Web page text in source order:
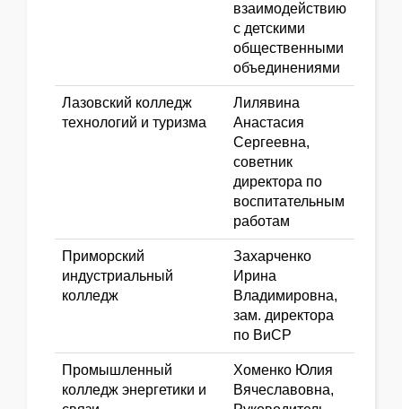
взаимодействию
с детскими
общественными
объединениями
Лазовский колледж
технологий и туризма
Лилявина
Анастасия
Сергеевна,
советник
директора по
воспитательным
работам
Приморский
индустриальный
колледж
Захарченко
Ирина
Владимировна,
зам. директора
по ВиСР
Промышленный
колледж энергетики и
Хоменко Юлия
Вячеславовна,